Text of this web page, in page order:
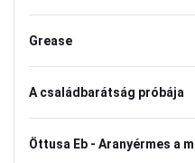
Grease
A családbarátság próbája
Öttusa Eb - Aranyérmes a